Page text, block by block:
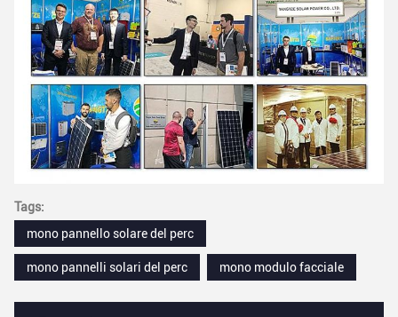
Tags:
mono pannello solare del perc
mono pannelli solari del perc mono modulo facciale